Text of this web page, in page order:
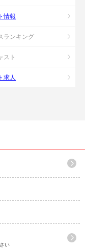
情報
ランキング
スト
求人
い